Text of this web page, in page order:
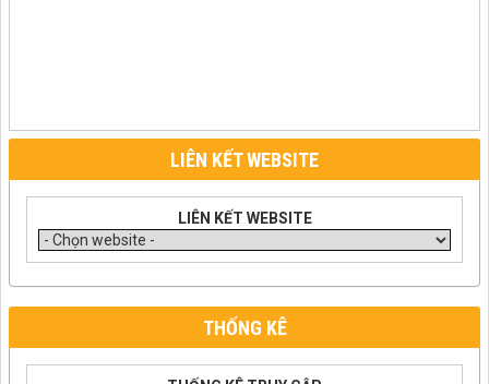
LIÊN KẾT WEBSITE
LIÊN KẾT WEBSITE
THỐNG KÊ